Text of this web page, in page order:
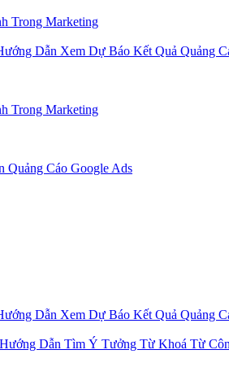
Trong Marketing
Dẫn Xem Dự Báo Kết Quả Quảng
Trong Marketing
Quảng Cáo Google Ads
Dẫn Xem Dự Báo Kết Quả Quảng
Dẫn Tìm Ý Tưởng Từ Khoá Từ